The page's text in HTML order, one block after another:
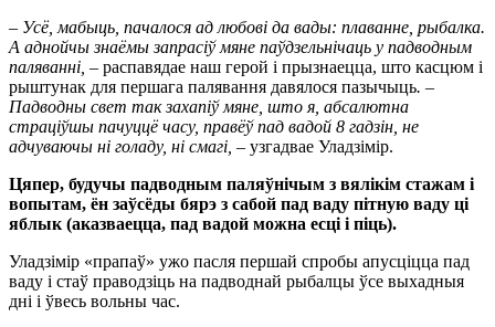
– Усё, мабыць, пачалося ад любові да вады: плаванне, рыбалка.
А аднойчы знаёмы запрасіў мяне паўдзельнічаць у падводным
паляванні, – распавядае наш герой і прызнаецца, што касцюм і
рыштунак для першага палявання давялося пазычыць. –
Падводны свет так захапіў мяне, што я, абсалютна
страціўшы пачуццё часу, правёў пад вадой 8 гадзін, не
адчуваючы ні голаду, ні смагі, – узгадвае Уладзімір.
Цяпер, будучы падводным паляўнічым з вялікім стажам і
вопытам, ён заўсёды бярэ з сабой пад ваду пітную ваду ці
яблык (аказваецца, пад вадой можна есці і піць).
Уладзімір «прапаў» ужо пасля першай спробы апусціцца пад
ваду і стаў праводзіць на падводнай рыбалцы ўсе выхадныя
дні і ўвесь вольны час.